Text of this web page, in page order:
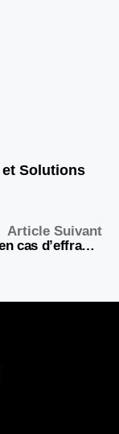
et Solutions
Article Suivant
Que faire en cas d’effraction à Marseille : démarches et réparations